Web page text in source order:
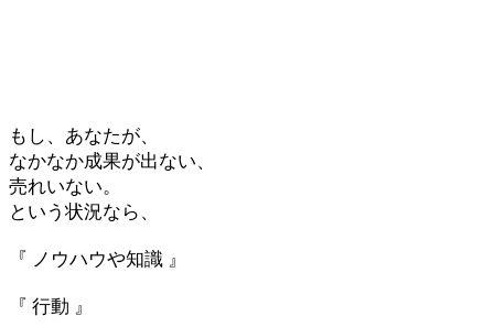
もし、あなたが、
なかなか成果が出ない、
売れいない。
という状況なら、
『 ノウハウや知識 』
『 行動 』